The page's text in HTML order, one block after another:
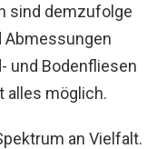
sind demzufolge
Abmessungen
und Bodenfliesen
alles möglich.
an Vielfalt.